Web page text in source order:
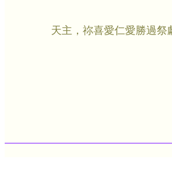
天主，祢喜愛仁愛勝過祭